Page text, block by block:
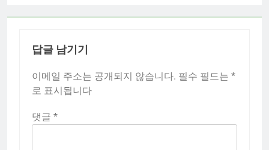
답글 남기기
이메일 주소는 공개되지 않습니다. 필수 필드는 *
로 표시됩니다
댓글 *